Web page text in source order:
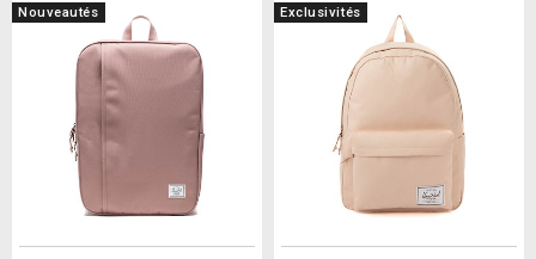
Nouveautés Exclusivités